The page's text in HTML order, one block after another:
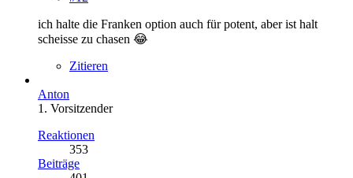
ich halte die Franken option auch für potent, aber ist halt
scheisse zu chasen 😂
Zitieren
Anton
1. Vorsitzender
Reaktionen
353
Beiträge